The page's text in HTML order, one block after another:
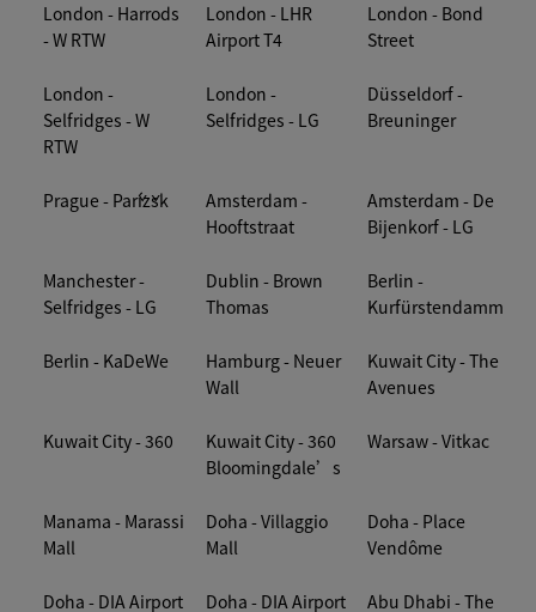
London - Harrods
- W RTW
London - LHR
Airport T4
London - Bond
Street
London -
Selfridges - W
RTW
London -
Selfridges - LG
Düsseldorf -
Breuninger
Prague - Pařížsk
Amsterdam -
Hooftstraat
Amsterdam - De
Bijenkorf - LG
Manchester -
Selfridges - LG
Dublin - Brown
Thomas
Berlin -
Kurfürstendamm
Berlin - KaDeWe
Hamburg - Neuer
Wall
Kuwait City - The
Avenues
Kuwait City - 360
Kuwait City - 360
Bloomingdale’s
Warsaw - Vitkac
Manama - Marassi
Mall
Doha - Villaggio
Mall
Doha - Place
Vendôme
Doha - DIA Airport Doha - DIA Airport Abu Dhabi - The